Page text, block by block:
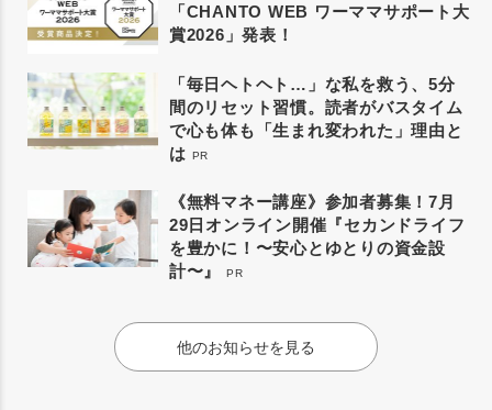
「CHANTO WEB ワーママサポート大
賞2026」発表！
「毎日ヘトヘト…」な私を救う、5分
間のリセット習慣。読者がバスタイム
で心も体も「生まれ変われた」理由と
は PR
《無料マネー講座》参加者募集！7月
29日オンライン開催『セカンドライフ
を豊かに！〜安心とゆとりの資金設
計〜』
PR
他のお知らせを見る